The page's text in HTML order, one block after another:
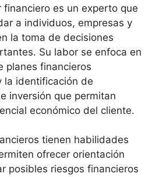
financiero es un experto que
a individuos, empresas y
la toma de decisiones
Su labor se enfoca en
planes financieros
la identificación de
inversión que permitan
económico del cliente.
tienen habilidades
ofrecer orientación
posibles riesgos financieros